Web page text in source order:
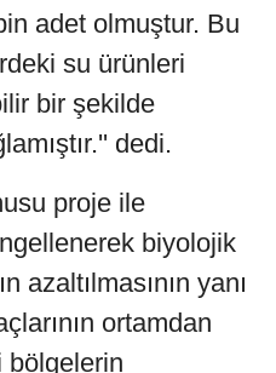
adet olmuştur. Bu
su ürünleri
bir şekilde
dedi.
proje ile
biyolojik
azaltılmasının yanı
ortamdan
bölgelerin